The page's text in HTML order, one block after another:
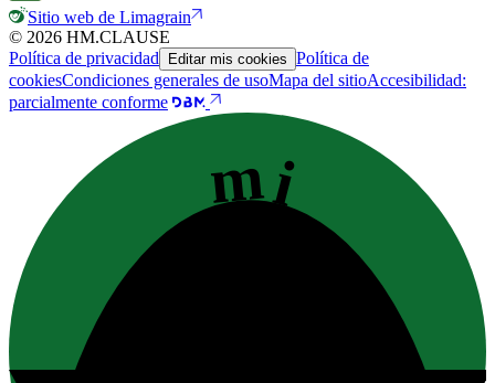
Sitio web de Limagrain
© 2026 HM.CLAUSE
Política de privacidad
Editar mis cookies Política de
cookiesCondiciones generales de usoMapa del sitioAccesibilidad:
parcialmente conforme
mi